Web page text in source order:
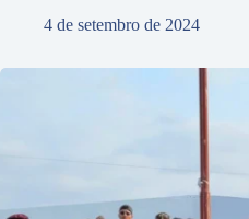
4 de setembro de 2024